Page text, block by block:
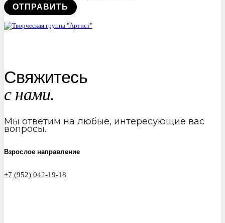
Свяжитесь
с нами.
Мы ответим на любые, интересующие вас
вопросы.
Взрослое направление
+7 (952) 042-19-18